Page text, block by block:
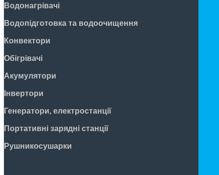
Водонагрівачі
Водопідготовка та водоочищення
Конвектори
Обігрівачі
Акумулятори
Інвертори
Генератори, електростанції
Портативні зарядні станції
Рушникосушарки